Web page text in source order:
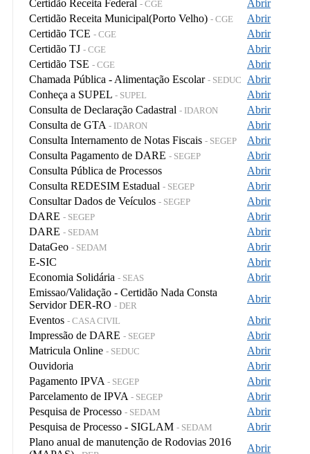
Certidão Receita Federal - CGE
Abrir
Certidão Receita Municipal(Porto Velho) - CGE
Abrir
Certidão TCE - CGE
Abrir
Certidão TJ - CGE
Abrir
Certidão TSE - CGE
Abrir
Chamada Pública - Alimentação Escolar - SEDUC
Abrir
Conheça a SUPEL - SUPEL
Abrir
Consulta de Declaração Cadastral - IDARON
Abrir
Consulta de GTA - IDARON
Abrir
Consulta Internamento de Notas Fiscais - SEGEP
Abrir
Consulta Pagamento de DARE - SEGEP
Abrir
Consulta Pública de Processos
Abrir
Consulta REDESIM Estadual - SEGEP
Abrir
Consultar Dados de Veículos - SEGEP
Abrir
DARE - SEGEP
Abrir
DARE - SEDAM
Abrir
DataGeo - SEDAM
Abrir
E-SIC
Abrir
Economia Solidária - SEAS
Abrir
Emissao/Validação - Certidão Nada Consta
Servidor DER-RO - DER
Abrir
Eventos - CASA CIVIL
Abrir
Impressão de DARE - SEGEP
Abrir
Matricula Online - SEDUC
Abrir
Ouvidoria
Abrir
Pagamento IPVA - SEGEP
Abrir
Parcelamento de IPVA - SEGEP
Abrir
Pesquisa de Processo - SEDAM
Abrir
Pesquisa de Processo - SIGLAM - SEDAM
Abrir
Plano anual de manutenção de Rodovias 2016
Abrir